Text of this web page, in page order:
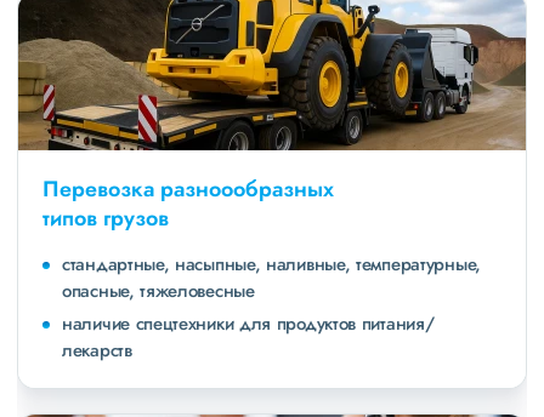
Перевозка разноообразных
типов грузов
стандартные, насыпные, наливные, температурные,
опасные, тяжеловесные
наличие спецтехники для продуктов питания/
лекарств